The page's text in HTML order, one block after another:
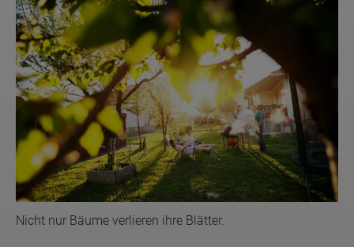
Nicht nur Bäume verlieren ihre Blätter.